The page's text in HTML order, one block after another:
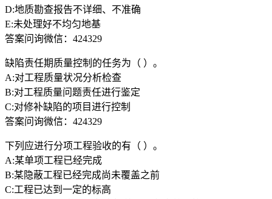
D:地质勘查报告不详细、不准确
E:未处理好不均匀地基
答案问询微信：424329
缺陷责任期质量控制的任务为（ ）。
A:对工程质量状况分析检查
B:对工程质量问题责任进行鉴定
C:对修补缺陷的项目进行控制
答案问询微信：424329
下列应进行分项工程验收的有（ ）。
A:某单项工程已经完成
B:某隐蔽工程已经完成尚未覆盖之前
C:工程已达到一定的标高